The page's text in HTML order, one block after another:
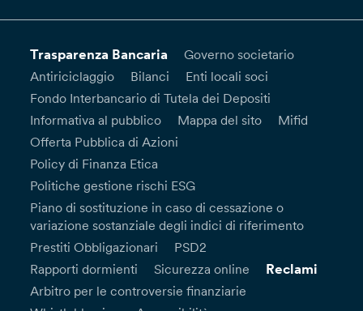
Trasparenza Bancaria
Governo societario
Antiriciclaggio
Bilanci
Enti locali soci
Fondo Interbancario di Tutela dei Depositi
Informativa al pubblico
Mappa del sito
Mifid
Offerta Pubblica di Azioni
Policy di Finanza Etica
Politiche gestione rischi ESG
Piano di sostituzione in caso di cessazione o
variazione sostanziale degli indici di riferimento
Prestiti Obbligazionari
PSD2
Rapporti dormienti
Sicurezza online Reclami
Arbitro per le controversie finanziarie